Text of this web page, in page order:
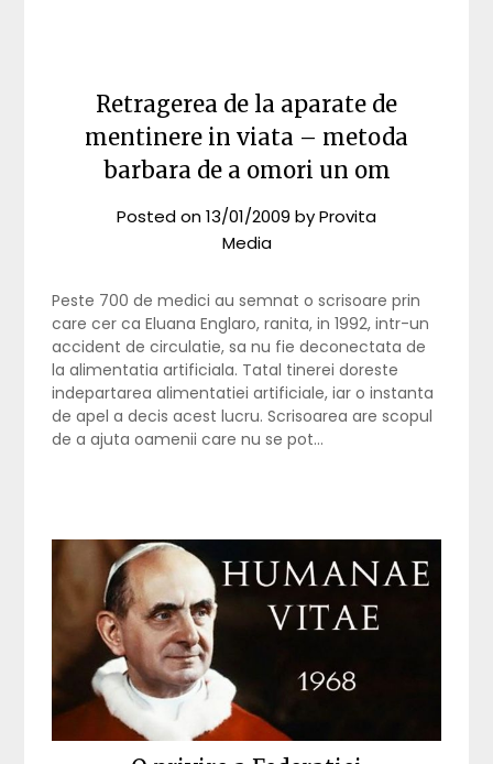
Retragerea de la aparate de
mentinere in viata – metoda
barbara de a omori un om
Posted on13/01/2009 byProvita
Media
Peste 700 de medici au semnat o scrisoare prin
care cer ca Eluana Englaro, ranita, in 1992, intr-un
accident de circulatie, sa nu fie deconectata de
la alimentatia artificiala. Tatal tinerei doreste
indepartarea alimentatiei artificiale, iar o instanta
de apel a decis acest lucru. Scrisoarea are scopul
de a ajuta oamenii care nu se pot…